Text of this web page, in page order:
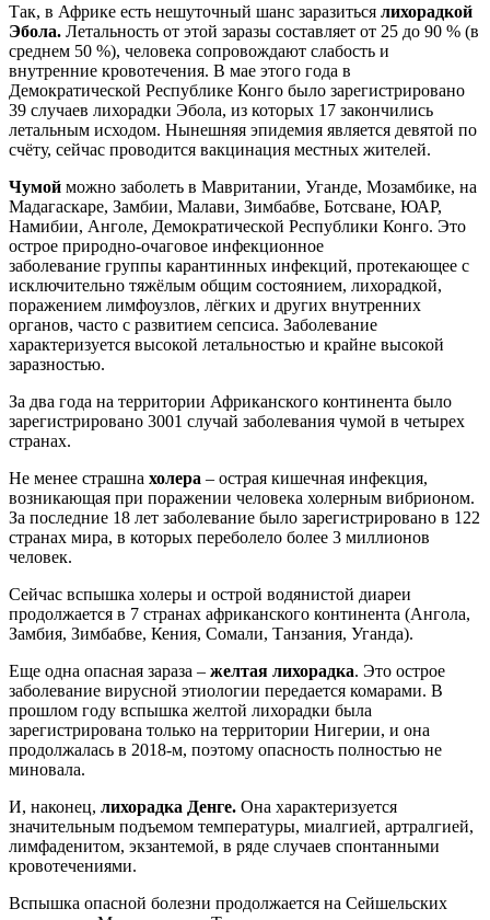
Так, в Африке есть нешуточный шанс заразиться лихорадкой
Эбола. Летальность от этой заразы составляет от 25 до 90 % (в
среднем 50 %), человека сопровождают слабость и
внутренние кровотечения. В мае этого года в
Демократической Республике Конго было зарегистрировано
39 случаев лихорадки Эбола, из которых 17 закончились
летальным исходом. Нынешняя эпидемия является девятой по
счёту, сейчас проводится вакцинация местных жителей.
Чумой можно заболеть в Мавритании, Уганде, Мозамбике, на
Мадагаскаре, Замбии, Малави, Зимбабве, Ботсване, ЮАР,
Намибии, Анголе, Демократической Республики Конго. Это
острое природно-очаговое инфекционное
заболевание группы карантинных инфекций, протекающее с
исключительно тяжёлым общим состоянием, лихорадкой,
поражением лимфоузлов, лёгких и других внутренних
органов, часто с развитием сепсиса. Заболевание
характеризуется высокой летальностью и крайне высокой
заразностью.
За два года на территории Африканского континента было
зарегистрировано 3001 случай заболевания чумой в четырех
странах.
Не менее страшна холера – острая кишечная инфекция,
возникающая при поражении человека холерным вибрионом.
За последние 18 лет заболевание было зарегистрировано в 122
странах мира, в которых переболело более 3 миллионов
человек.
Сейчас вспышка холеры и острой водянистой диареи
продолжается в 7 странах африканского континента (Ангола,
Замбия, Зимбабве, Кения, Сомали, Танзания, Уганда).
Еще одна опасная зараза – желтая лихорадка. Это острое
заболевание вирусной этиологии передается комарами. В
прошлом году вспышка желтой лихорадки была
зарегистрирована только на территории Нигерии, и она
продолжалась в 2018-м, поэтому опасность полностью не
миновала.
И, наконец, лихорадка Денге. Она характеризуется
значительным подъемом температуры, миалгией, артралгией,
лимфаденитом, экзантемой, в ряде случаев спонтанными
кровотечениями.
Вспышка опасной болезни продолжается на Сейшельских